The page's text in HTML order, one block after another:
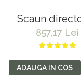
Scaun
piele naturala
negru
857,17 Lei
ADAUGA IN COS